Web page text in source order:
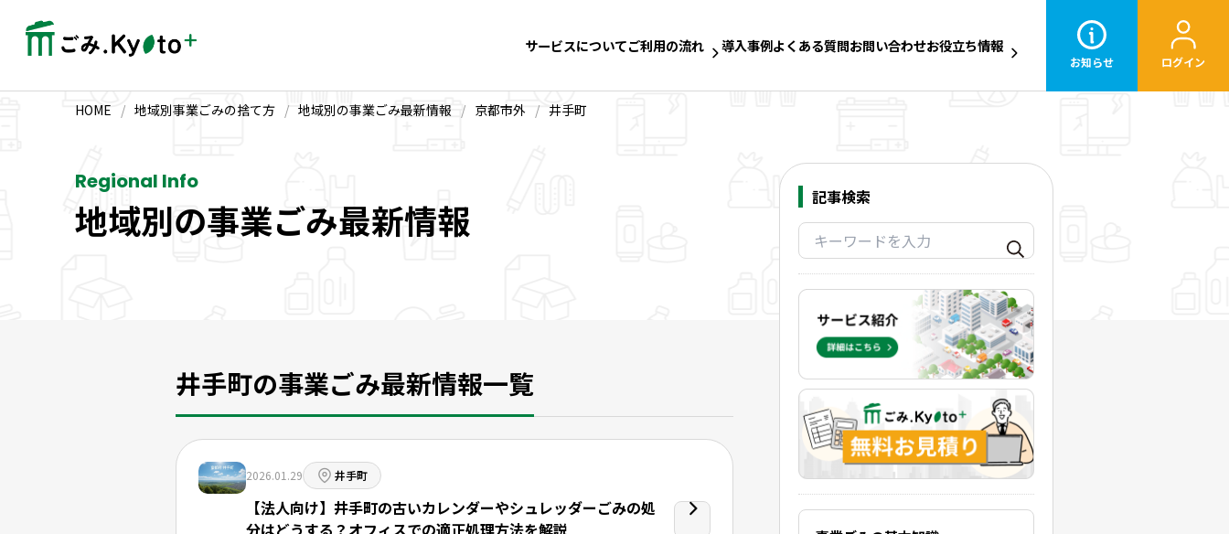
サービスについてご利用の流れ 導入事例よくある質問お問い合わせお役立ち情報
お知らせ ログイン
HOME / 地域別事業ごみの捨て方 / 地域別の事業ごみ最新情報 / 京都市外 / 井手町
Regional Info
地域別の事業ごみ最新情報
井手町の事業ごみ最新情報一覧
2026.01.29 井手町
【法人向け】井手町の古いカレンダーやシュレッダーごみの処
分はどうする？オフィスでの適正処理方法を解説
記事検索